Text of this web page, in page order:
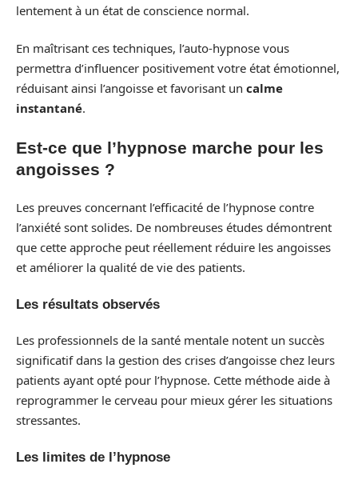
lentement à un état de conscience normal.
En maîtrisant ces techniques, l’auto-hypnose vous
permettra d’influencer positivement votre état émotionnel,
réduisant ainsi l’angoisse et favorisant un calme
instantané.
Est-ce que l’hypnose marche pour les
angoisses ?
Les preuves concernant l’efficacité de l’hypnose contre
l’anxiété sont solides. De nombreuses études démontrent
que cette approche peut réellement réduire les angoisses
et améliorer la qualité de vie des patients.
Les résultats observés
Les professionnels de la santé mentale notent un succès
significatif dans la gestion des crises d’angoisse chez leurs
patients ayant opté pour l’hypnose. Cette méthode aide à
reprogrammer le cerveau pour mieux gérer les situations
stressantes.
Les limites de l’hypnose